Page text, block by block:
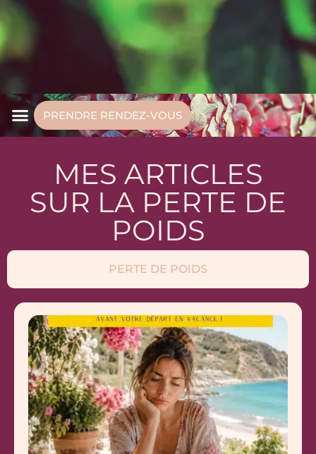
PRENDRE RENDEZ-VOUS
MES ARTICLES
SUR LA PERTE DE
POIDS
PERTE DE POIDS